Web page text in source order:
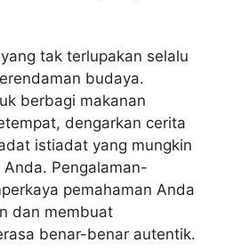
tak terlupakan selalu
budaya.
berbagi makanan
dengarkan cerita
istiadat yang mungkin
Pengalaman-
pemahaman Anda
dan membuat
benar-benar autentik.